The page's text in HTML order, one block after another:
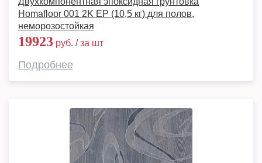
Homafloor 001 2K EP (10,5 кг) для полов,
неморозостойкая
19923 руб. / за шт
Подробнее